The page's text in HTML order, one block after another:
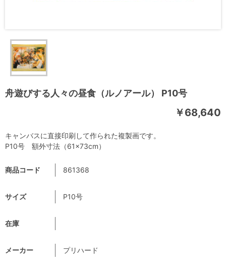
舟遊びする人々の昼食（ルノアール） P10号
￥68,640
商品コード 861368
サイズ P10号
在庫
メーカー プリハード
キャンバスに直接印刷して作られた複製画です。
P10号 額外寸法（61×73cm）